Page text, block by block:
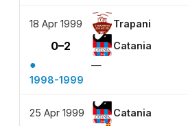
18 Apr 1999 Trapani
0–2 Catania
●
—
1998-1999
25 Apr 1999 Catania